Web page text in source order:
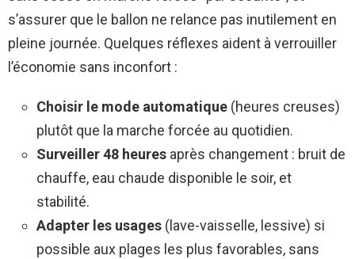
s’assurer que le ballon ne relance pas inutilement en
pleine journée. Quelques réflexes aident à verrouiller
l’économie sans inconfort :
Choisir le mode automatique (heures creuses)
plutôt que la marche forcée au quotidien.
Surveiller 48 heures après changement : bruit de
chauffe, eau chaude disponible le soir, et
stabilité.
Adapter les usages (lave-vaisselle, lessive) si
possible aux plages les plus favorables, sans